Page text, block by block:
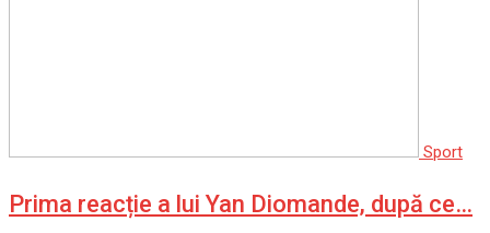
Sport
Prima reacție a lui Yan Diomande, după ce…